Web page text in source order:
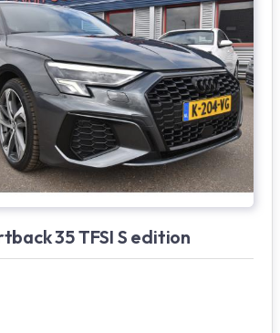
35 TFSI S edition